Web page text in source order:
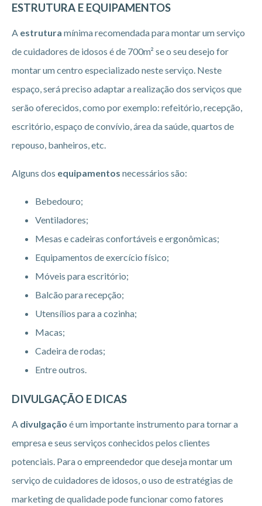
ESTRUTURA E EQUIPAMENTOS
A estrutura mínima recomendada para montar um serviço
de cuidadores de idosos é de 700m² se o seu desejo for
montar um centro especializado neste serviço. Neste
espaço, será preciso adaptar a realização dos serviços que
serão oferecidos, como por exemplo: refeitório, recepção,
escritório, espaço de convívio, área da saúde, quartos de
repouso, banheiros, etc.
Alguns dos equipamentos necessários são:
Bebedouro;
Ventiladores;
Mesas e cadeiras confortáveis e ergonômicas;
Equipamentos de exercício físico;
Móveis para escritório;
Balcão para recepção;
Utensílios para a cozinha;
Macas;
Cadeira de rodas;
Entre outros.
DIVULGAÇÃO E DICAS
A divulgação é um importante instrumento para tornar a
empresa e seus serviços conhecidos pelos clientes
potenciais. Para o empreendedor que deseja montar um
serviço de cuidadores de idosos, o uso de estratégias de
marketing de qualidade pode funcionar como fatores